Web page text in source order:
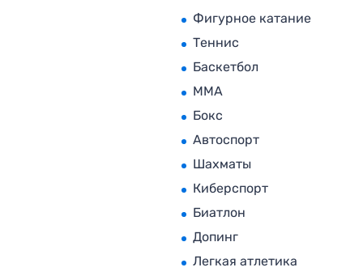
Фигурное катание
Теннис
Баскетбол
MMA
Бокс
Автоспорт
Шахматы
Киберспорт
Биатлон
Допинг
Легкая атлетика